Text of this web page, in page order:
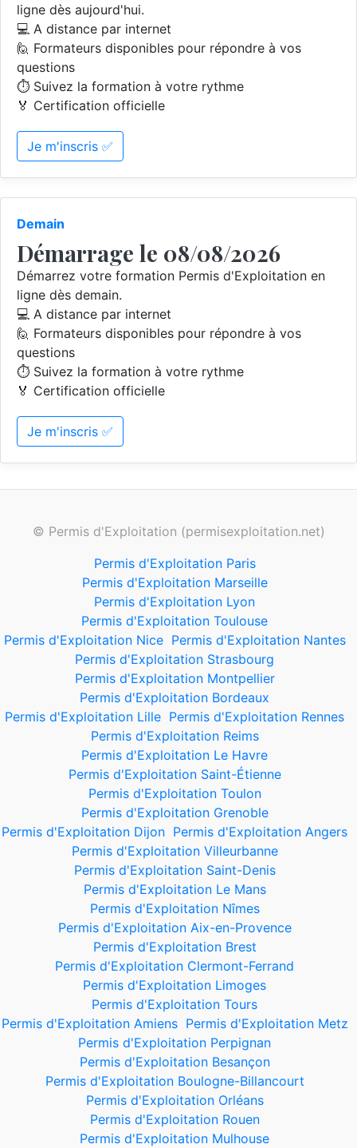
ligne dès aujourd'hui.
💻 A distance par internet
🙋 Formateurs disponibles pour répondre à vos
questions
⏱️ Suivez la formation à votre rythme
🏅 Certification officielle
Je m'inscris ✅
Demain
Démarrage le 08/08/2026
Démarrez votre formation Permis d'Exploitation en
ligne dès demain.
💻 A distance par internet
🙋 Formateurs disponibles pour répondre à vos
questions
⏱️ Suivez la formation à votre rythme
🏅 Certification officielle
Je m'inscris ✅
© Permis d'Exploitation (permisexploitation.net)
Permis d'Exploitation Paris
Permis d'Exploitation Marseille
Permis d'Exploitation Lyon
Permis d'Exploitation Toulouse
Permis d'Exploitation Nice Permis d'Exploitation Nantes
Permis d'Exploitation Strasbourg
Permis d'Exploitation Montpellier
Permis d'Exploitation Bordeaux
Permis d'Exploitation Lille Permis d'Exploitation Rennes
Permis d'Exploitation Reims
Permis d'Exploitation Le Havre
Permis d'Exploitation Saint-Étienne
Permis d'Exploitation Toulon
Permis d'Exploitation Grenoble
Permis d'Exploitation Dijon Permis d'Exploitation Angers
Permis d'Exploitation Villeurbanne
Permis d'Exploitation Saint-Denis
Permis d'Exploitation Le Mans
Permis d'Exploitation Nîmes
Permis d'Exploitation Aix-en-Provence
Permis d'Exploitation Brest
Permis d'Exploitation Clermont-Ferrand
Permis d'Exploitation Limoges
Permis d'Exploitation Tours
Permis d'Exploitation Amiens Permis d'Exploitation Metz
Permis d'Exploitation Perpignan
Permis d'Exploitation Besançon
Permis d'Exploitation Boulogne-Billancourt
Permis d'Exploitation Orléans
Permis d'Exploitation Rouen
Permis d'Exploitation Mulhouse